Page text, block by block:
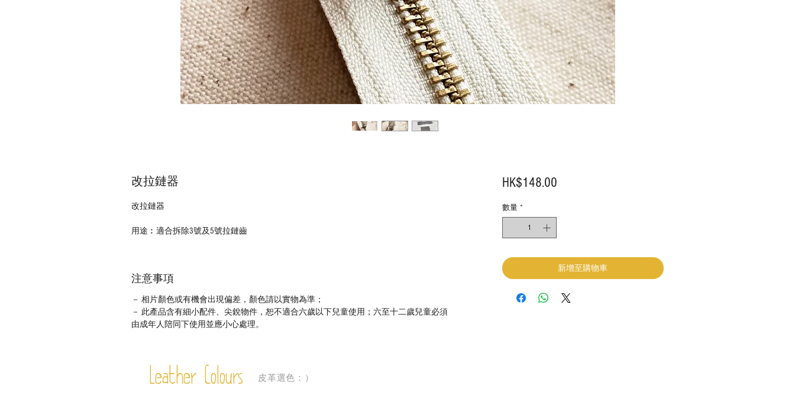
改拉鏈器
改拉鏈器
用途︰適合拆除3號及5號拉鏈齒
注意事項
－ 相片顏色或有機會出現偏差，顏色請以實物為準；
－ 此產品含有細小配件、尖銳物件，恕不適合六歲以下兒童使用；六至十二歲兒童必須
由成年人陪同下使用並應小心處理。
HK$148.00價
數量 *
新增至購物車
Leather Colours 皮革選色：）